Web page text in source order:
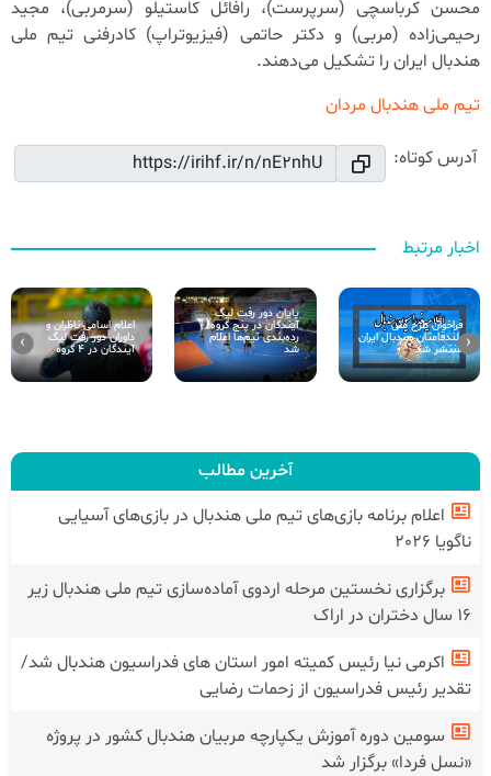
محسن کرباسچی (سرپرست)، رافائل کاستیلو (سرمربی)، مجید
رحیمی‌زاده (مربی) و دکتر حاتمی (فیزیوتراپ) کادرفنی تیم ملی
هندبال ایران را تشکیل می‌دهند.
تیم ملی هندبال مردان
آدرس کوتاه:
اخبار مرتبط
فراخوان طرح ملی
بلند‌قامتان هندبال ایران
منتشر شد
پایان دور رفت لیگ
آیندگان در پنج گروه/
رده‌بندی تیم‌ها اعلام
شد
اعلام اسامی ناظران و
داوران دور رفت لیگ
آیندگان در 4 گروه
‹
›
آخرین مطالب
اعلام برنامه بازی‌های تیم ملی هندبال در بازی‌های آسیایی
ناگویا 2026
برگزاری نخستین مرحله اردوی آماده‌سازی تیم ملی هندبال زیر
۱۶ سال دختران در اراک
اکرمی نیا رئیس کمیته امور استان های فدراسیون هندبال شد/
تقدیر رئیس فدراسیون از زحمات رضایی
سومین دوره آموزش یکپارچه مربیان هندبال کشور در پروژه
«نسل فردا» برگزار شد